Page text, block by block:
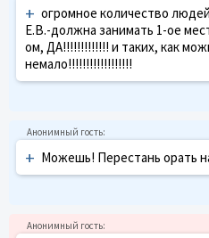
+ огромное количество
Е.В.-должна занимать 1-ое
ом, ДА!!!!!!!!!!!!! и таких, как
немало!!!!!!!!!!!!!!!!!!
+ Можешь! Перестань орать